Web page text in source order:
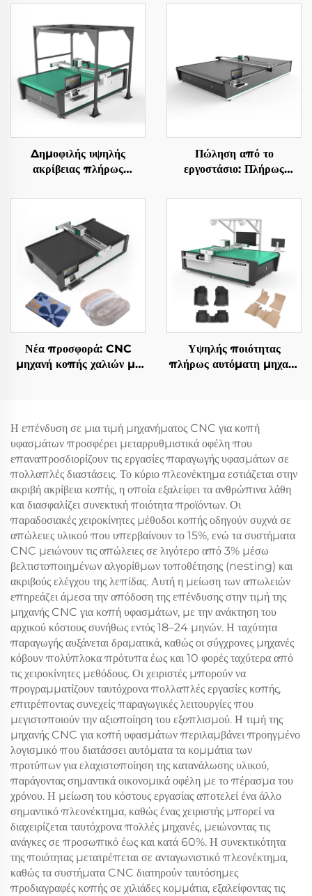
Δημοφιλής υψηλής
ακρίβειας πλήρως
κοπής δερμάτων
Πώληση από το
εργοστάσιο: Πλήρως
κοπής υφασμάτων για
ρολό κουρτίνες
Νέα προσφορά: CNC
μηχανή κοπής χαλιών με
Υψηλής ποιότητας
πλήρως αυτόματη μηχανή
Η επένδυση σε μια τιμή μηχανήματος CNC για κοπή
υφασμάτων προσφέρει μεταρρυθμιστικά οφέλη που
επαναπροσδιορίζουν τις εργασίες παραγωγής υφασμάτων σε
πολλαπλές διαστάσεις. Το κύριο πλεονέκτημα εστιάζεται στην
ακριβή ακρίβεια κοπής, η οποία εξαλείφει τα ανθρώπινα λάθη
και διασφαλίζει συνεκτική ποιότητα προϊόντων. Οι
παραδοσιακές χειροκίνητες μέθοδοι κοπής οδηγούν συχνά σε
απώλειες υλικού που υπερβαίνουν το 15%, ενώ τα συστήματα
CNC μειώνουν τις απώλειες σε λιγότερο από 3% μέσω
βελτιστοποιημένων αλγορίθμων τοποθέτησης (nesting) και
ακριβούς ελέγχου της λεπίδας. Αυτή η μείωση των απωλειών
επηρεάζει άμεσα την απόδοση της επένδυσης στην τιμή της
μηχανής CNC για κοπή υφασμάτων, με την ανάκτηση του
αρχικού κόστους συνήθως εντός 18–24 μηνών. Η ταχύτητα
παραγωγής αυξάνεται δραματικά, καθώς οι σύγχρονες μηχανές
κόβουν πολύπλοκα πρότυπα έως και 10 φορές ταχύτερα από
τις χειροκίνητες μεθόδους. Οι χειριστές μπορούν να
προγραμματίζουν ταυτόχρονα πολλαπλές εργασίες κοπής,
επιτρέποντας συνεχείς παραγωγικές λειτουργίες που
μεγιστοποιούν την αξιοποίηση του εξοπλισμού. Η τιμή της
μηχανής CNC για κοπή υφασμάτων περιλαμβάνει προηγμένο
λογισμικό που διατάσσει αυτόματα τα κομμάτια των
προτύπων για ελαχιστοποίηση της κατανάλωσης υλικού,
παράγοντας σημαντικά οικονομικά οφέλη με το πέρασμα του
χρόνου. Η μείωση του κόστους εργασίας αποτελεί ένα άλλο
σημαντικό πλεονέκτημα, καθώς ένας χειριστής μπορεί να
διαχειρίζεται ταυτόχρονα πολλές μηχανές, μειώνοντας τις
ανάγκες σε προσωπικό έως και κατά 60%. Η συνεκτικότητα
της ποιότητας μετατρέπεται σε ανταγωνιστικό πλεονέκτημα,
καθώς τα συστήματα CNC διατηρούν ταυτόσημες
προδιαγραφές κοπής σε χιλιάδες κομμάτια, εξαλείφοντας τις